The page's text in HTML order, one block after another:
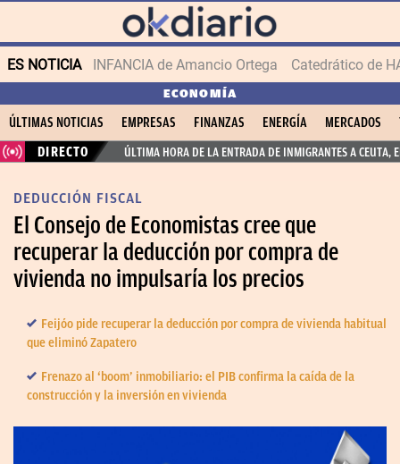
ES NOTICIA INFANCIA de Amancio Ortega
ECONOMÍA
ÚLTIMAS NOTICIAS EMPRESAS FINANZAS ENERGÍA MERCADOS
DIRECTO
ÚLTIMA HORA DE LA ENTRADA DE INMIGRANTES A CEUTA,
DEDUCCIÓN FISCAL
El Consejo de Economistas cree que
recuperar la deducción por compra de
vivienda no impulsaría los precios
Feijóo pide recuperar la deducción por compra de vivienda habitual
que eliminó Zapatero
Frenazo al ‘boom’ inmobiliario: el PIB confirma la caída de la
construcción y la inversión en vivienda